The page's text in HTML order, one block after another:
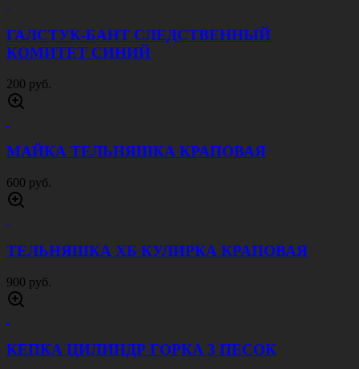
ГАЛСТУК-БАНТ СЛЕДСТВЕННЫЙ
КОМИТЕТ СИНИЙ
200 руб.
МАЙКА ТЕЛЬНЯШКА КРАПОВАЯ
600 руб.
ТЕЛЬНЯШКА ХБ КУЛИРКА КРАПОВАЯ
900 руб.
КЕПКА ЦИЛИНДР ГОРКА 3 ПЕСОК